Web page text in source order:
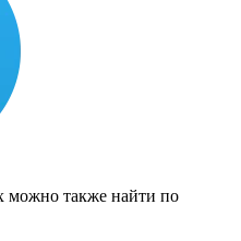
можно также найти по